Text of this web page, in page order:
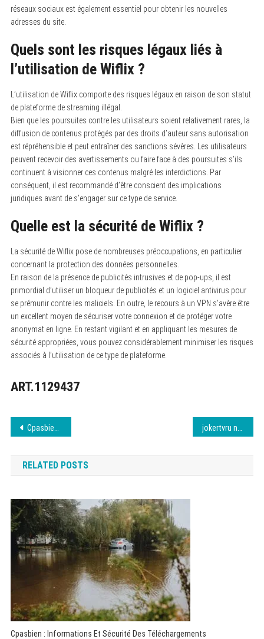
réseaux sociaux est également essentiel pour obtenir les nouvelles
adresses du site.
Quels sont les risques légaux liés à
l’utilisation de Wiflix ?
L’utilisation de Wiflix comporte des risques légaux en raison de son statut
de plateforme de streaming illégal.
Bien que les poursuites contre les utilisateurs soient relativement rares, la
diffusion de contenus protégés par des droits d’auteur sans autorisation
est répréhensible et peut entraîner des sanctions sévères. Les utilisateurs
peuvent recevoir des avertissements ou faire face à des poursuites s’ils
continuent à visionner ces contenus malgré les interdictions. Par
conséquent, il est recommandé d’être conscient des implications
juridiques avant de s’engager sur ce type de service.
Quelle est la sécurité de Wiflix ?
La sécurité de Wiflix pose de nombreuses préoccupations, en particulier
concernant la protection des données personnelles.
En raison de la présence de publicités intrusives et de pop-ups, il est
primordial d’utiliser un bloqueur de publicités et un logiciel antivirus pour
se prémunir contre les maliciels. En outre, le recours à un VPN s’avère être
un excellent moyen de sécuriser votre connexion et de protéger votre
anonymat en ligne. En restant vigilant et en appliquant les mesures de
sécurité appropriées, vous pouvez considérablement minimiser les risques
associés à l’utilisation de ce type de plateforme.
ART.1129437
Navigation
de
l’article
Cpasbien : Téléchargement Sécurisé 8 août 2026
RELATED POSTS
Cpasbien : Informations Et Sécurité Des Téléchargements